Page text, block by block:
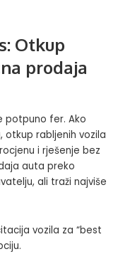
Otkup
prodaja
potpuno fer. Ako
otkup rabljenih vozila
i rješenje bez
auta preko
ali traži najviše
vozila za “best